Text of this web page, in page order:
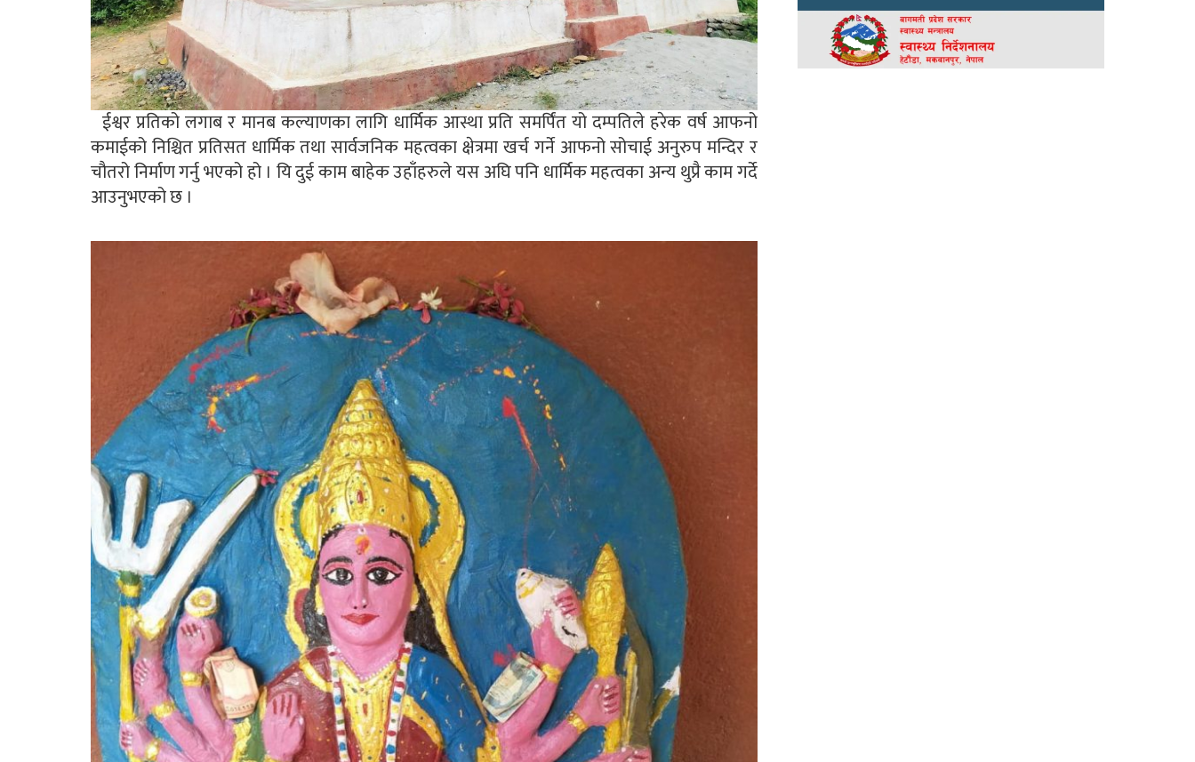
ईश्वर प्रतिको लगाब र मानब कल्याणका लागि धार्मिक आस्था प्रति समर्पिंत यो दम्पतिले हरेक वर्ष आफनो
कमाईको निश्चित प्रतिसत धार्मिक तथा सार्वजनिक महत्वका क्षेत्रमा खर्च गर्ने आफनो सोचाई अनुरुप मन्दिर र
चौतरो निर्माण गर्नु भएको हो । यि दुई काम बाहेक उहाँहरुले यस अघि पनि धार्मिक महत्वका अन्य थुप्रै काम गर्दे
आउनुभएको छ ।